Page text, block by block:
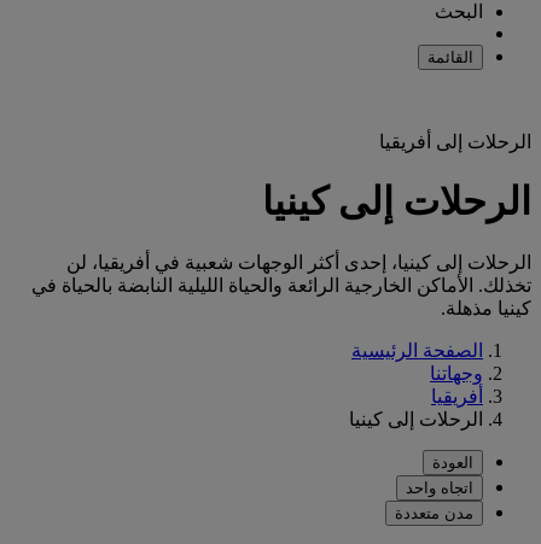
البحث
القائمة
الرحلات إلى أفريقيا
الرحلات إلى كينيا
الرحلات إلى كينيا، إحدى أكثر الوجهات شعبية في أفريقيا، لن
تخذلك. الأماكن الخارجية الرائعة والحياة الليلية النابضة بالحياة في
كينيا مذهلة.
الصفحة الرئيسية
وجهاتنا
أفريقيا
الرحلات إلى كينيا
العودة
اتجاه واحد
مدن متعددة